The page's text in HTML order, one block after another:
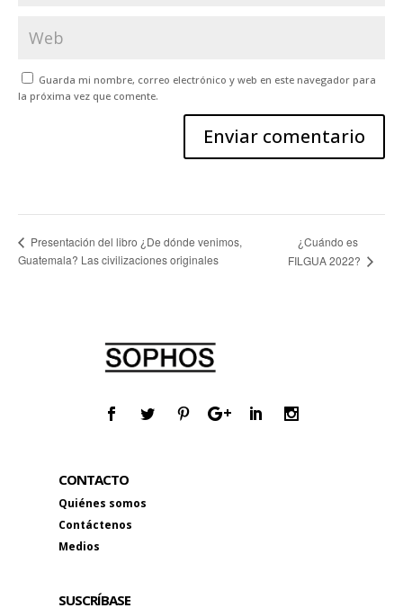
Guarda mi nombre, correo electrónico y web en este navegador para
la próxima vez que comente.
Presentación del libro ¿De dónde venimos,
Guatemala? Las civilizaciones originales
¿Cuándo es
FILGUA 2022?
CONTACTO
Quiénes somos
Contáctenos
Medios
SUSCRÍBASE